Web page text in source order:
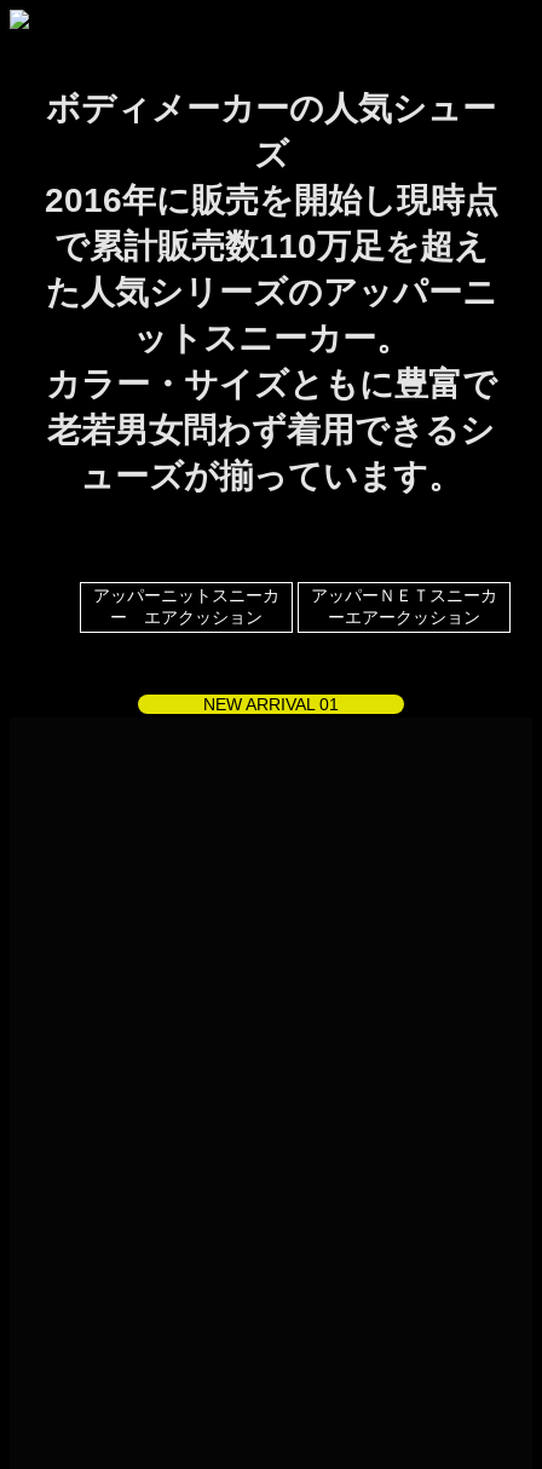
ボディメーカーの人気シュー
ズ
2016年に販売を開始し現時点
で累計販売数110万足を超え
た人気シリーズのアッパーニ
ットスニーカー。
カラー・サイズともに豊富で
老若男女問わず着用できるシ
ューズが揃っています。
アッパーニットスニーカ
ー エアクッション
アッパーＮＥＴスニーカ
ーエアークッション
NEW ARRIVAL 01